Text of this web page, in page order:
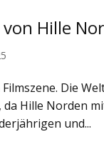
Hille
Die
Hille Norden
und...